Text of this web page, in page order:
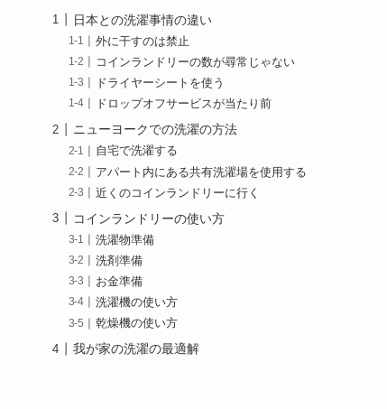
日本との洗濯事情の違い
外に干すのは禁止
コインランドリーの数が尋常じゃない
ドライヤーシートを使う
ドロップオフサービスが当たり前
ニューヨークでの洗濯の方法
自宅で洗濯する
アパート内にある共有洗濯場を使用する
近くのコインランドリーに行く
コインランドリーの使い方
洗濯物準備
洗剤準備
お金準備
洗濯機の使い方
乾燥機の使い方
我が家の洗濯の最適解